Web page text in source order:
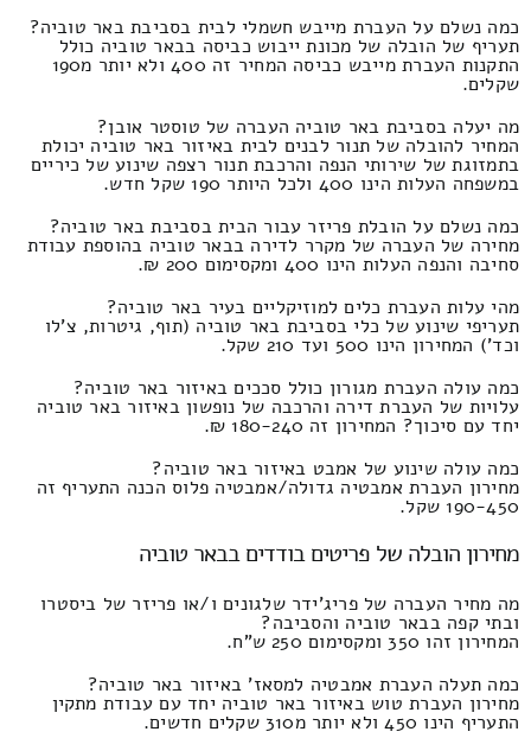
כמה נשלם על העברת מייבש חשמלי לבית בסביבת באר טוביה?
תעריף של הובלה של מכונת ייבוש כביסה בבאר טוביה כולל
התקנות העברת מייבש כביסה המחיר זה 400 ולא יותר מ190
שקלים.
מה יעלה בסביבת באר טוביה העברה של טוסטר אובן?
המחיר להובלה של תנור לבנים לבית באיזור באר טוביה יכולת
בתמזוגת של שירותי הנפה והרכבת תנור רצפה שינוע של כיריים
במשפחה העלות הינו 400 ולכל היותר 190 שקל חדש.
כמה נשלם על הובלת פריזר עבור הבית בסביבת באר טוביה?
מחירה של העברה של מקרר לדירה בבאר טוביה בהוספת עבודת
סחיבה והנפה העלות הינו 400 ומקסימום 200 ₪.
מהי עלות העברת כלים למוזיקליים בעיר באר טוביה?
תעריפי שינוע של כלי בסביבת באר טוביה (תוף, גיטרות, צ'לו
וכד') המחירון הינו 500 ועד 210 שקל.
כמה עולה העברת מגורון כולל סככים באיזור באר טוביה?
עלויות של העברת דירה והרכבה של נופשון באיזור באר טוביה
יחד עם סיכוך? המחירון זה 180-240 ₪.
כמה עולה שינוע של אמבט באיזור באר טוביה?
מחירון העברת אמבטיה גדולה/אמבטיה פלוס הכנה התעריף זה
190-450 שקל.
מחירון הובלה של פריטים בודדים בבאר טוביה
מה מחיר העברה של פריג'ידר שלגונים ו/או פריזר של ביסטרו
ובתי קפה בבאר טוביה והסביבה?
המחירון זהו 350 ומקסימום 250 ש"ח.
כמה תעלה העברת אמבטיה למסאז' באיזור באר טוביה?
מחירון העברת טוש באיזור באר טוביה יחד עם עבודת מתקין
התעריף הינו 450 ולא יותר מ310 שקלים חדשים.